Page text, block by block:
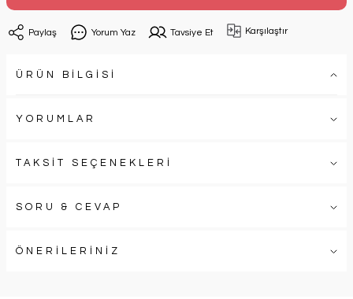
Paylaş Yorum Yaz Tavsiye Et Karşılaştır
ÜRÜN BİLGİSİ
YORUMLAR
TAKSİT SEÇENEKLERİ
SORU & CEVAP
ÖNERİLERİNİZ